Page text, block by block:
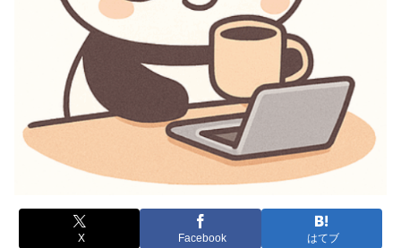
X Facebook はてブ